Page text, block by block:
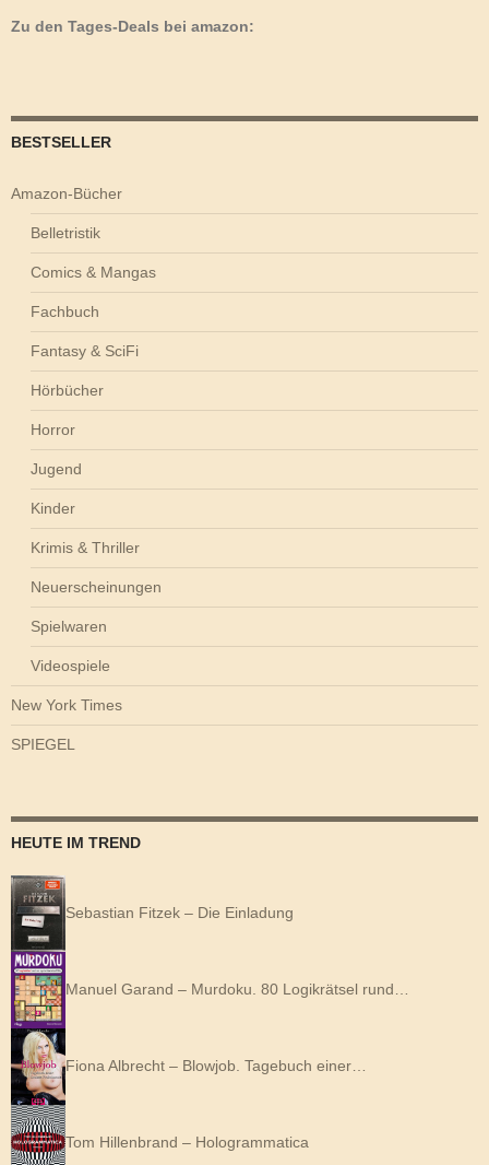
Zu den Tages-Deals bei amazon:
BESTSELLER
Amazon-Bücher
Belletristik
Comics & Mangas
Fachbuch
Fantasy & SciFi
Hörbücher
Horror
Jugend
Kinder
Krimis & Thriller
Neuerscheinungen
Spielwaren
Videospiele
New York Times
SPIEGEL
HEUTE IM TREND
Sebastian Fitzek – Die Einladung
Manuel Garand – Murdoku. 80 Logikrätsel rund…
Fiona Albrecht – Blowjob. Tagebuch einer…
Tom Hillenbrand – Hologrammatica